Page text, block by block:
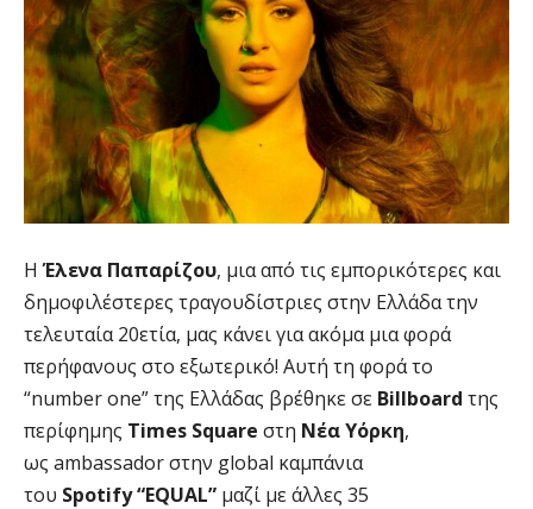
ΗΈλενα Παπαρίζου, μια από τις εμπορικότερες και
δημοφιλέστερες τραγουδίστριες στην Ελλάδα την
τελευταία 20ετία, μας κάνει για ακόμα μια φορά
περήφανους στο εξωτερικό! Αυτή τη φορά το
“number one” της Ελλάδας βρέθηκε σε Billboard της
περίφημης Times Square στη ΝέαΥόρκη,
ως ambassador στην global καμπάνια
του Spotify “EQUAL” μαζί με άλλες 35